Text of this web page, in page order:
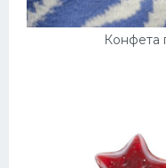
Конфета